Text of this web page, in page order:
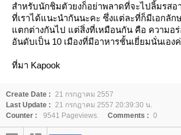
สำหรับนักชิมตัวยงก็อย่าพลาดที่จะไปลิ้มรสอา
ที่เราได้แนะนำกันนะคะ ซึ่งแต่ละที่ก็มีเอกลั
ตกต่างกันไป แต่สิ่งที่เหมือนกัน คือ ความอร่
อันดับเป็น 10 เมืองที่มีอาหารชั้นเยี่ยมนั่นเอง
ที่มา Kapook
Create Date : 21 กรกฎาคม 2557
Last Update : 21 กรกฎาคม 2557 20:39:30 น.
Counter :
9541 Pageviews. Comments : 0